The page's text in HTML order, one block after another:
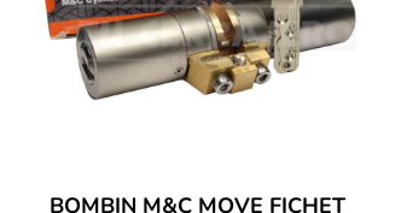
BOMBIN M&C MOVE FICHET